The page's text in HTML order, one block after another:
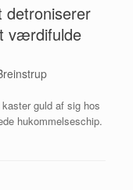
detroniserer
værdifulde
guld af sig hos
hukommelseschip.